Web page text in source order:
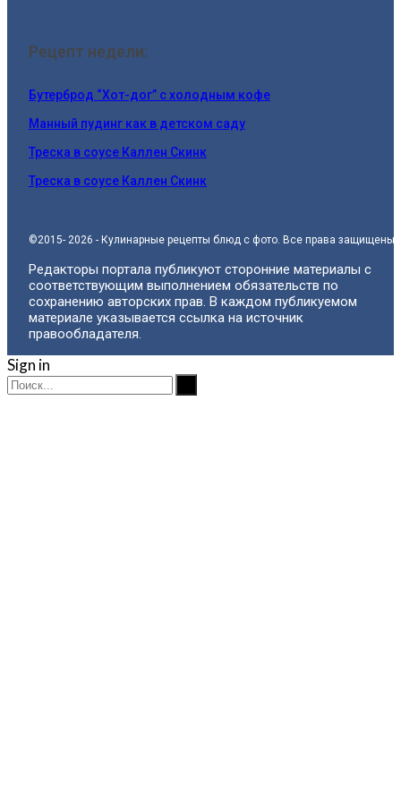
Рецепт недели:
Бутерброд “Хот-дог” с холодным кофе
Манный пудинг как в детском саду
Треска в соусе Каллен Скинк
Треска в соусе Каллен Скинк
©2015- 2026 - Кулинарные рецепты блюд с фото. Все права защищены.
Редакторы портала публикуют сторонние материалы с
соответствующим выполнением обязательств по
сохранению авторских прав. В каждом публикуемом
материале указывается ссылка на источник
правообладателя.
Sign in